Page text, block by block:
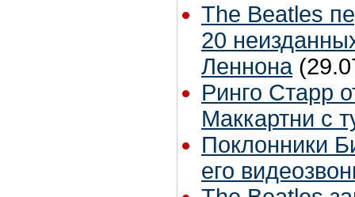
The Beatles
20
Леннона
Ринго Старр
Маккартни с
Поклонники
его